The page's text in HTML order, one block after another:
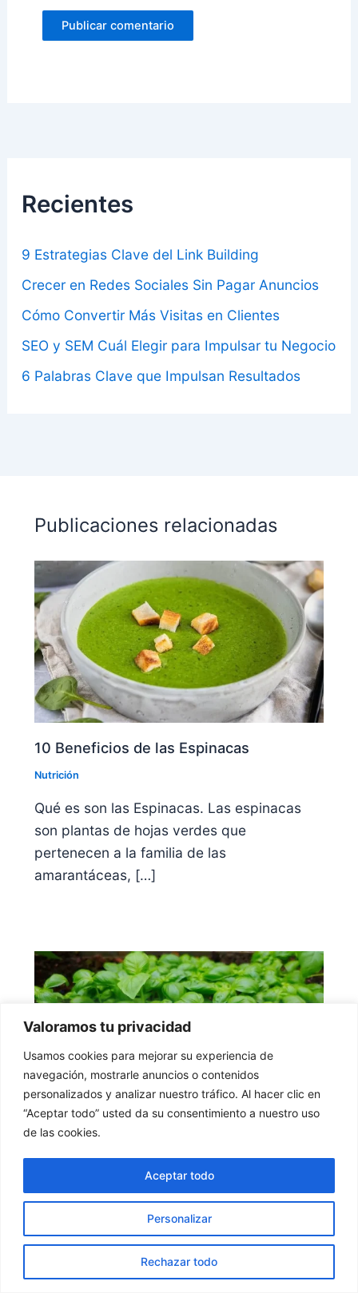
Valoramos tu privacidad
Usamos cookies para mejorar su experiencia de
navegación, mostrarle anuncios o contenidos
personalizados y analizar nuestro tráfico. Al hacer clic en
“Aceptar todo” usted da su consentimiento a nuestro uso
de las cookies.
Personalizar
Rechazar todo
Aceptar todo
Recientes
9 Estrategias Clave del Link Building
Crecer en Redes Sociales Sin Pagar Anuncios
Cómo Convertir Más Visitas en Clientes
SEO y SEM Cuál Elegir para Impulsar tu Negocio
6 Palabras Clave que Impulsan Resultados
Publicaciones relacionadas
10 Beneficios de las Espinacas
Nutrición
Qué es son las Espinacas. Las espinacas
son plantas de hojas verdes que
pertenecen a la familia de las
amarantáceas, […]
10 Beneficios de la Albahaca
Qué es la Albahaca. La albahaca,
científicamente conocida como Ocimum
basilicum, es una hierba aromática
originaria de Asia tropical y […]